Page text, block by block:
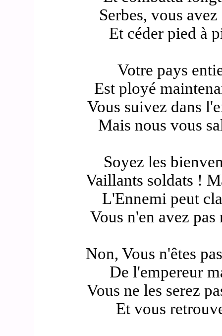
Serbes, vous
Et céder pied à
Votre pays
Est ployé
Vous suivez dans
Mais nous vous
Soyez les
Vaillants soldats !
L'Ennemi peut
Vous n'en avez
Non, Vous n'êtes
De l'empereur
Vous ne les serez
Et vous